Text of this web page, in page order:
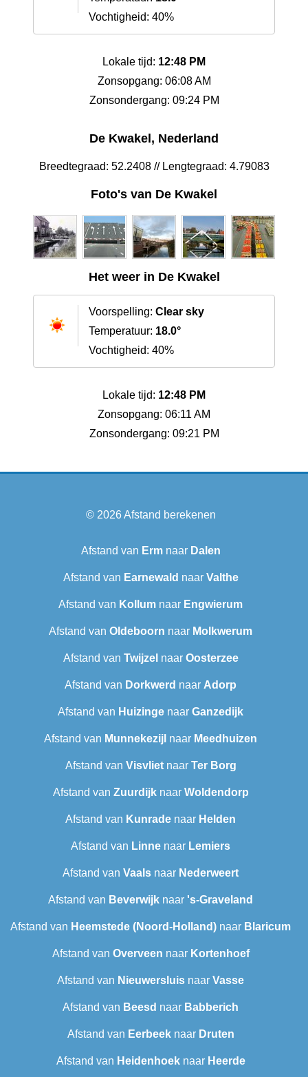
Vochtigheid: 40%
Lokale tijd: 12:48 PM
Zonsopgang: 06:08 AM
Zonsondergang: 09:24 PM
De Kwakel, Nederland
Breedtegraad: 52.2408 // Lengtegraad: 4.79083
Foto's van De Kwakel
Het weer in De Kwakel
Voorspelling: Clear sky
Temperatuur: 18.0°
Vochtigheid: 40%
Lokale tijd: 12:48 PM
Zonsopgang: 06:11 AM
Zonsondergang: 09:21 PM
© 2026Afstand berekenen
Afstand van Ermnaar Dalen
Afstand van Earnewald naar Valthe
Afstand van Kollum naar Engwierum
Afstand van Oldeboorn naar Molkwerum
Afstand van Twijzel naar Oosterzee
Afstand van Dorkwerd naar Adorp
Afstand van Huizinge naar Ganzedijk
Afstand van Munnekezijl naar Meedhuizen
Afstand van Visvlietnaar Ter Borg
Afstand van Zuurdijknaar Woldendorp
Afstand van Kunrade naar Helden
Afstand van Linne naar Lemiers
Afstand van Vaals naar Nederweert
Afstand van Beverwijk naar 's-Graveland
Afstand van Heemstede (Noord-Holland) naar Blaricum
Afstand van Overveen naar Kortenhoef
Afstand van Nieuwersluis naar Vasse
Afstand van Beesd naar Babberich
Afstand van Eerbeeknaar Druten
Afstand van Heidenhoeknaar Heerde